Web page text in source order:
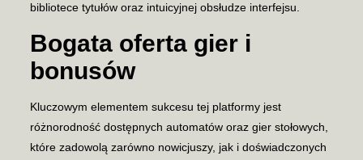
bibliotece tytułów oraz intuicyjnej obsłudze interfejsu.
Bogata oferta gier i
bonusów
Kluczowym elementem sukcesu tej platformy jest
różnorodność dostępnych automatów oraz gier stołowych,
które zadowolą zarówno nowicjuszy, jak i doświadczonych